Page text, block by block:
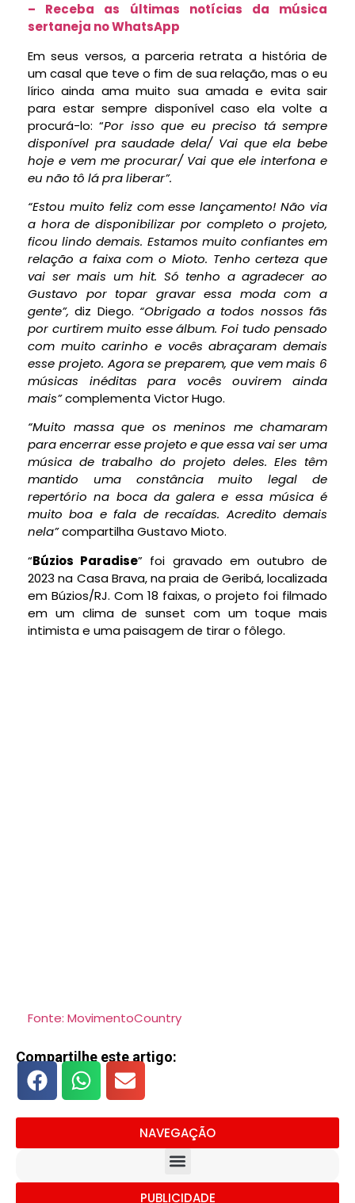
– Receba as últimas notícias da música
sertaneja no WhatsApp
Em seus versos, a parceria retrata a história de
um casal que teve o fim de sua relação, mas o eu
lírico ainda ama muito sua amada e evita sair
para estar sempre disponível caso ela volte a
procurá-lo: “Por isso que eu preciso tá sempre
disponível pra saudade dela/ Vai que ela bebe
hoje e vem me procurar/ Vai que ele interfona e
eu não tô lá pra liberar”.
“Estou muito feliz com esse lançamento! Não via
a hora de disponibilizar por completo o projeto,
ficou lindo demais. Estamos muito confiantes em
relação a faixa com o Mioto. Tenho certeza que
vai ser mais um hit. Só tenho a agradecer ao
Gustavo por topar gravar essa moda com a
gente”,diz Diego. “Obrigado a todos nossos fãs
por curtirem muito esse álbum. Foi tudo pensado
com muito carinho e vocês abraçaram demais
esse projeto. Agora se preparem, que vem mais 6
músicas inéditas para vocês ouvirem ainda
mais”complementa Victor Hugo.
“Muito massa que os meninos me chamaram
para encerrar esse projeto e que essa vai ser uma
música de trabalho do projeto deles. Eles têm
mantido uma constância muito legal de
repertório na boca da galera e essa música é
muito boa e fala de recaídas. Acredito demais
nela”compartilha Gustavo Mioto.
“Búzios Paradise” foi gravado em outubro de
2023 na Casa Brava, na praia de Geribá, localizada
em Búzios/RJ. Com 18 faixas, o projeto foi filmado
em um clima de sunset com um toque mais
intimista e uma paisagem de tirar o fôlego.
Fonte: MovimentoCountry
Compartilhe este artigo:
NAVEGAÇÃO
PUBLICIDADE